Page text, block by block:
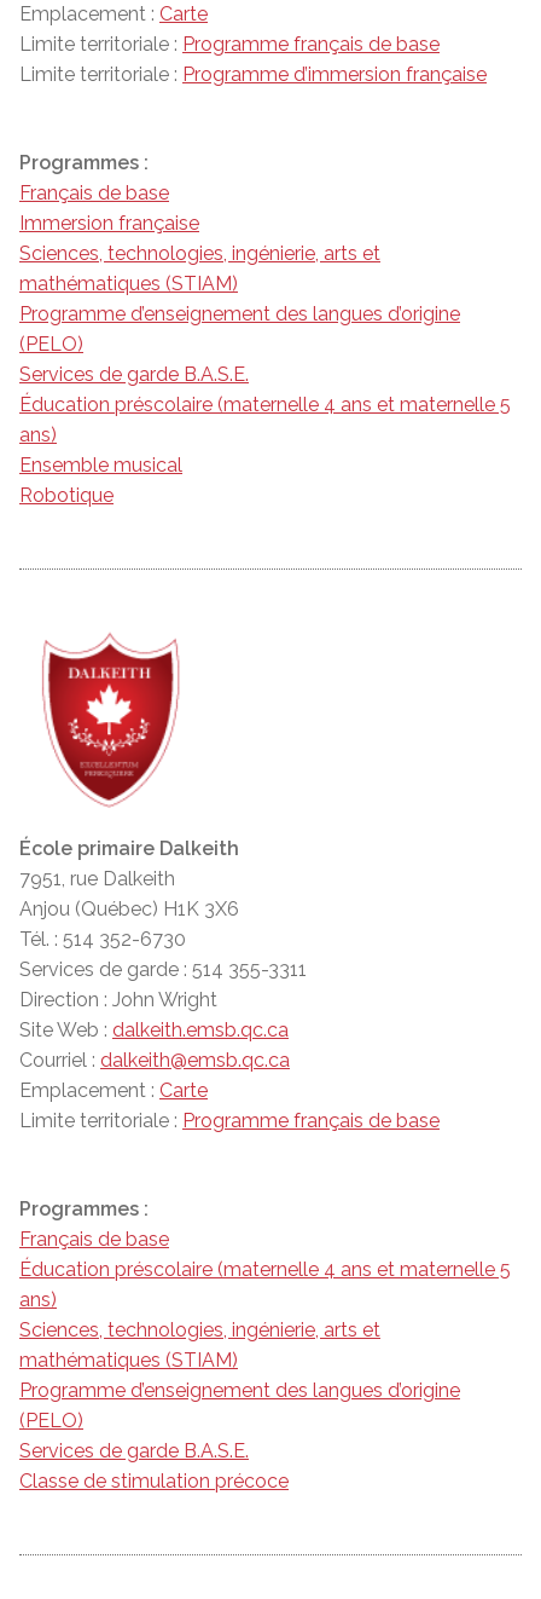
Emplacement : Carte
Limite territoriale : Programme français de base
Limite territoriale : Programme d’immersion française
Programmes :
Français de base
Immersion française
Sciences, technologies, ingénierie, arts et
mathématiques (STIAM)
Programme d’enseignement des langues d’origine
(PELO)
Services de garde B.A.S.E.
Éducation préscolaire (maternelle 4 ans et maternelle 5
ans)
Ensemble musical
Robotique
École primaire Dalkeith
7951, rue Dalkeith
Anjou (Québec) H1K 3X6
Tél. : 514 352-6730
Services de garde : 514 355-3311
Direction : John Wright
Site Web : dalkeith.emsb.qc.ca
Courriel : dalkeith@emsb.qc.ca
Emplacement : Carte
Limite territoriale : Programme français de base
Programmes :
Français de base
Éducation préscolaire (maternelle 4 ans et maternelle 5
ans)
Sciences, technologies, ingénierie, arts et
mathématiques (STIAM)
Programme d’enseignement des langues d’origine
(PELO)
Services de garde B.A.S.E.
Classe de stimulation précoce